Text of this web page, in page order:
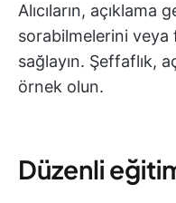
Alıcıların, açıklama
sorabilmelerini
sağlayın. Şeffaflık,
örnek olun.
Düzenli